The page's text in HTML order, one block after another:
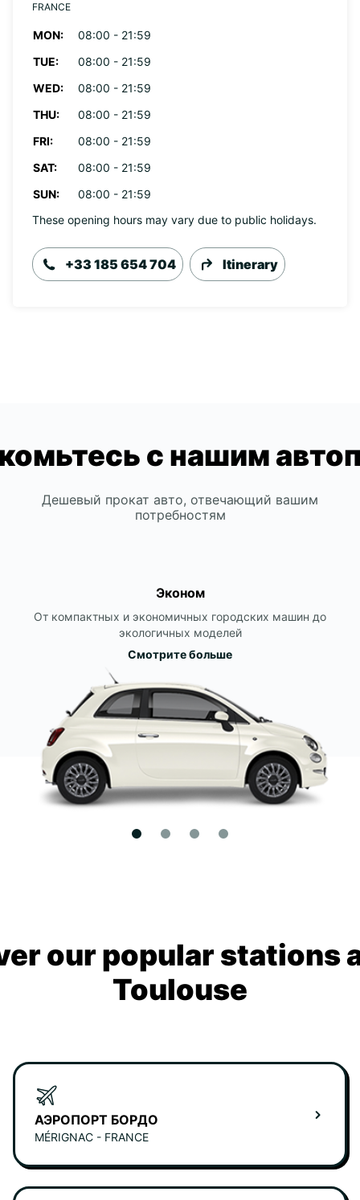
FRANCE
MON:
08:00 - 21:59
TUE:
08:00 - 21:59
WED:
08:00 - 21:59
THU:
08:00 - 21:59
FRI:
08:00 - 21:59
SAT:
08:00 - 21:59
SUN:
08:00 - 21:59
These opening hours may vary due to public holidays.
+33 185 654 704 Itinerary
с нашим
Дешевый прокат авто, отвечающий вашим
потребностям
Эконом
От компактных и экономичных городских машин до
экологичных моделей
Смотрите больше
our popular stations
Toulouse
АЭРОПОРТ БОРДО
MÉRIGNAC - FRANCE